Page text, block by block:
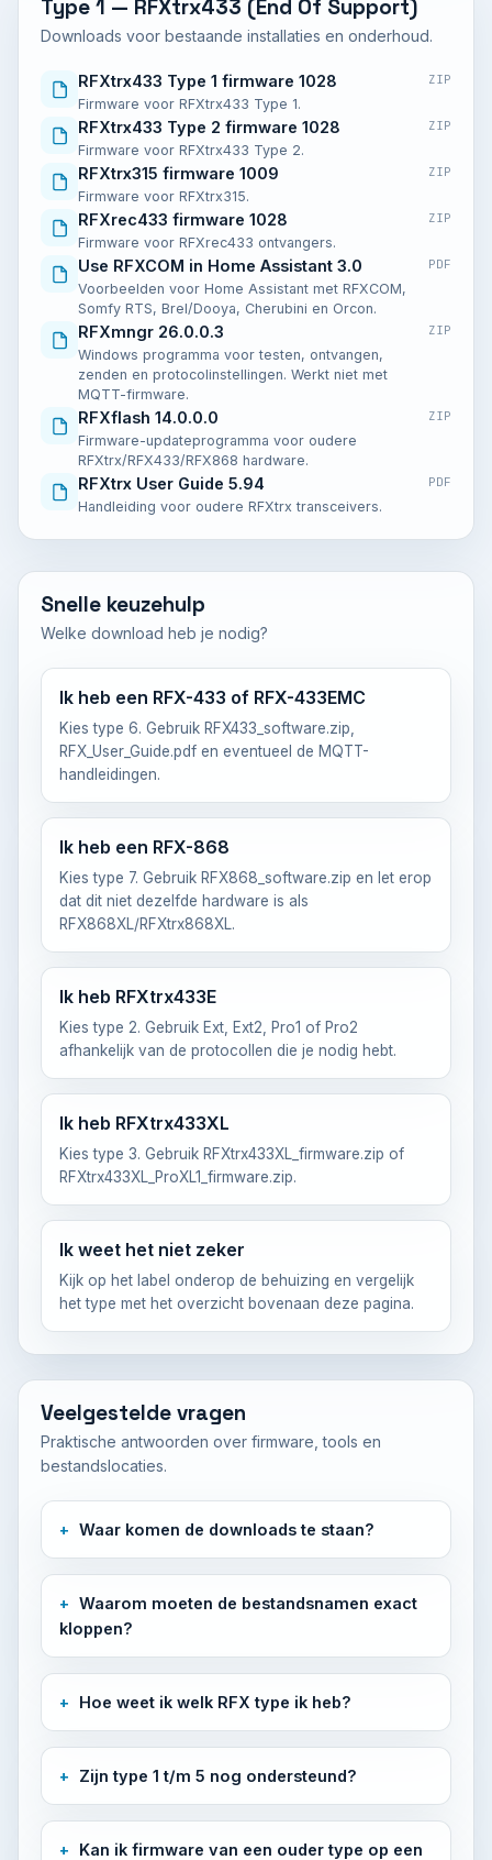
Type 1 — RFXtrx433 (End Of Support)
Downloads voor bestaande installaties en onderhoud.
RFXtrx433 Type 1 firmware 1028
Firmware voor RFXtrx433 Type 1.
ZIP
RFXtrx433 Type 2 firmware 1028
Firmware voor RFXtrx433 Type 2.
ZIP
RFXtrx315 firmware 1009
Firmware voor RFXtrx315.
ZIP
RFXrec433 firmware 1028
Firmware voor RFXrec433 ontvangers.
ZIP
Use RFXCOM in Home Assistant 3.0
Voorbeelden voor Home Assistant met RFXCOM,
Somfy RTS, Brel/Dooya, Cherubini en Orcon.
PDF
RFXmngr 26.0.0.3
Windows programma voor testen, ontvangen,
zenden en protocolinstellingen. Werkt niet met
MQTT-firmware.
ZIP
RFXflash 14.0.0.0
Firmware-updateprogramma voor oudere
RFXtrx/RFX433/RFX868 hardware.
ZIP
RFXtrx User Guide 5.94
Handleiding voor oudere RFXtrx transceivers.
PDF
Snelle keuzehulp
Welke download heb je nodig?
Ik heb een RFX-433 of RFX-433EMC
Kies type 6. Gebruik RFX433_software.zip,
RFX_User_Guide.pdf en eventueel de MQTT-
handleidingen.
Ik heb een RFX-868
Kies type 7. Gebruik RFX868_software.zip en let erop
dat dit niet dezelfde hardware is als
RFX868XL/RFXtrx868XL.
Ik heb RFXtrx433E
Kies type 2. Gebruik Ext, Ext2, Pro1 of Pro2
afhankelijk van de protocollen die je nodig hebt.
Ik heb RFXtrx433XL
Kies type 3. Gebruik RFXtrx433XL_firmware.zip of
RFXtrx433XL_ProXL1_firmware.zip.
Ik weet het niet zeker
Kijk op het label onderop de behuizing en vergelijk
het type met het overzicht bovenaan deze pagina.
Veelgestelde vragen
Praktische antwoorden over firmware, tools en
bestandslocaties.
Waar komen de downloads te staan?
Waarom moeten de bestandsnamen exact
kloppen?
Hoe weet ik welk RFX type ik heb?
Zijn type 1 t/m 5 nog ondersteund?
Kan ik firmware van een ouder type op een